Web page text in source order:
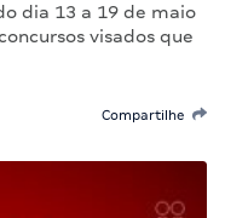
dia 13 a 19 de maio
visados que
Compartilhe